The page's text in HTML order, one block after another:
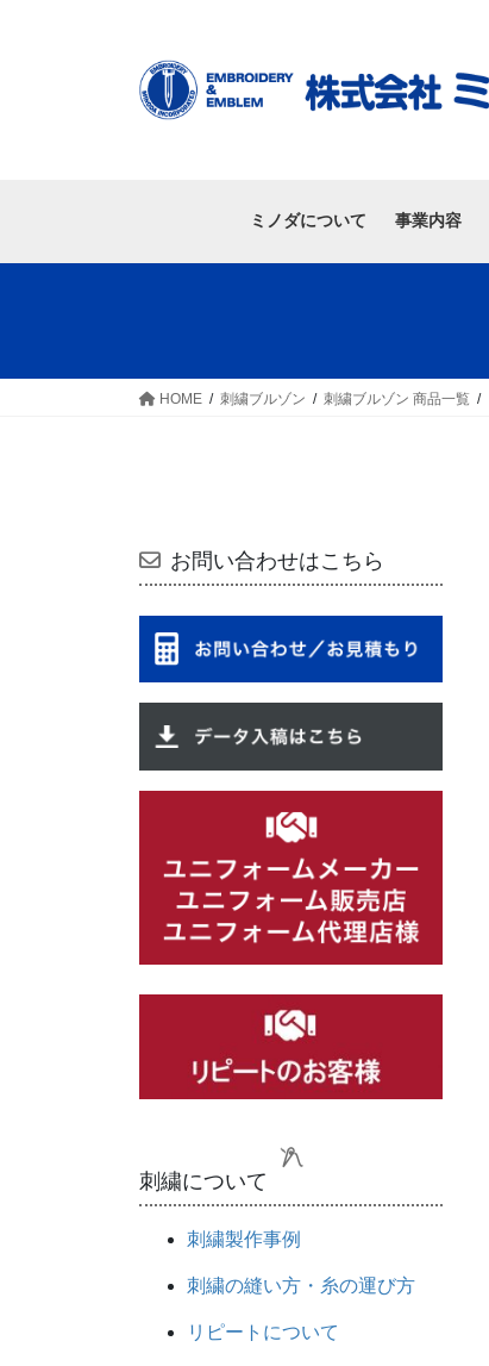
ミノダについて 事業内容
HOME 刺繍ブルゾン 刺繍ブルゾン 商品一覧
お問い合わせはこちら
刺繍について
刺繍製作事例
刺繍の縫い方・糸の運び方
リピートについて